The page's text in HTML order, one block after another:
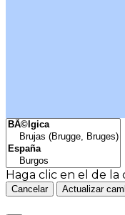
Haga clic en el de la
Cancelar Actualizar